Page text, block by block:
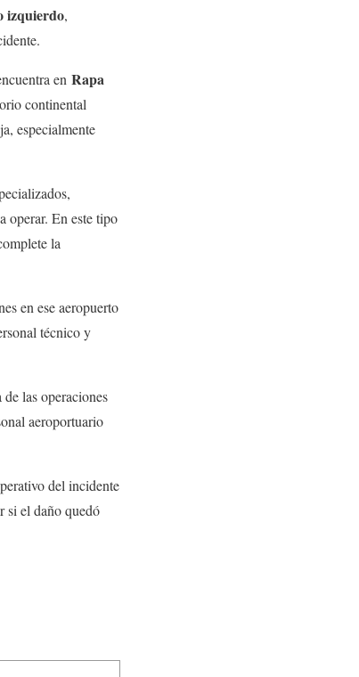
izquierdo,
en Rapa
continental
especialmente
operar. En este tipo
la
en ese aeropuerto
técnico y
las operaciones
aeroportuario
del incidente
si el daño quedó